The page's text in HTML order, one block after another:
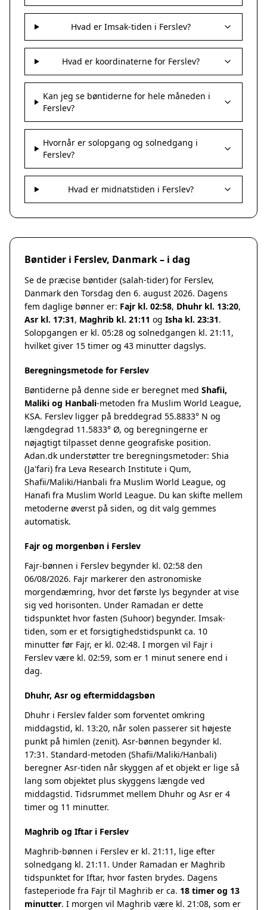
Hvad er Imsak-tiden i Ferslev?
Hvad er koordinaterne for Ferslev?
Kan jeg se bøntiderne for hele måneden i
Ferslev?
Hvornår er solopgang og solnedgang i
Ferslev?
Hvad er midnatstiden i Ferslev?
Bøntider i Ferslev, Danmark – i dag
Se de præcise bøntider (salah-tider) for Ferslev,
Danmark den Torsdag den 6. august 2026. Dagens
fem daglige bønner er: Fajr kl. 02:58, Dhuhr kl. 13:20,
Asr kl. 17:31, Maghrib kl. 21:11 og Isha kl. 23:31.
Solopgangen er kl. 05:28 og solnedgangen kl. 21:11,
hvilket giver 15 timer og 43 minutter dagslys.
Beregningsmetode for Ferslev
Bøntiderne på denne side er beregnet med Shafii,
Maliki og Hanbali-metoden fra Muslim World League,
KSA. Ferslev ligger på breddegrad 55.8833° N og
længdegrad 11.5833° Ø, og beregningerne er
nøjagtigt tilpasset denne geografiske position.
Adan.dk understøtter tre beregningsmetoder: Shia
(Ja'fari) fra Leva Research Institute i Qum,
Shafii/Maliki/Hanbali fra Muslim World League, og
Hanafi fra Muslim World League. Du kan skifte mellem
metoderne øverst på siden, og dit valg gemmes
automatisk.
Fajr og morgenbøn i Ferslev
Fajr-bønnen i Ferslev begynder kl. 02:58 den
06/08/2026. Fajr markerer den astronomiske
morgendæmring, hvor det første lys begynder at vise
sig ved horisonten. Under Ramadan er dette
tidspunktet hvor fasten (Suhoor) begynder. Imsak-
tiden, som er et forsigtighedstidspunkt ca. 10
minutter før Fajr, er kl. 02:48. I morgen vil Fajr i
Ferslev være kl. 02:59, som er 1 minut senere end i
dag.
Dhuhr, Asr og eftermiddagsbøn
Dhuhr i Ferslev falder som forventet omkring
middagstid, kl. 13:20, når solen passerer sit højeste
punkt på himlen (zenit). Asr-bønnen begynder kl.
17:31. Standard-metoden (Shafii/Maliki/Hanbali)
beregner Asr-tiden når skyggen af et objekt er lige så
lang som objektet plus skyggens længde ved
middagstid. Tidsrummet mellem Dhuhr og Asr er 4
timer og 11 minutter.
Maghrib og Iftar i Ferslev
Maghrib-bønnen i Ferslev er kl. 21:11, lige efter
solnedgang kl. 21:11. Under Ramadan er Maghrib
tidspunktet for Iftar, hvor fasten brydes. Dagens
fasteperiode fra Fajr til Maghrib er ca. 18 timer og 13
minutter. I morgen vil Maghrib være kl. 21:08, som er